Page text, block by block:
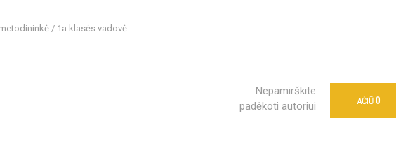
/ 1a klasės vadovė
Nepamirškite
padėkoti autoriui
AČIŪ 0